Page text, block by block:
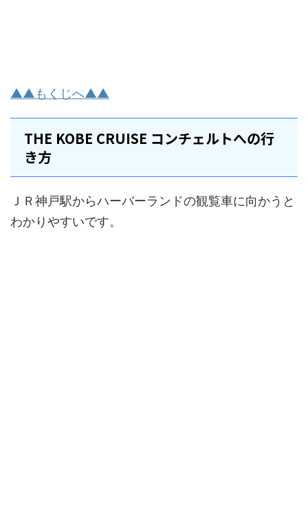
▲▲もくじへ▲▲
THE KOBE CRUISE コンチェルトへの行
き方
ＪＲ神戸駅からハーバーランドの観覧車に向かうと
わかりやすいです。